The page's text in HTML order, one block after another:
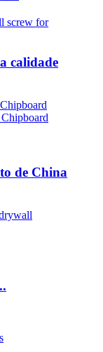
calidade
de China